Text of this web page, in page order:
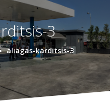
3
aliagas-karditsis-3